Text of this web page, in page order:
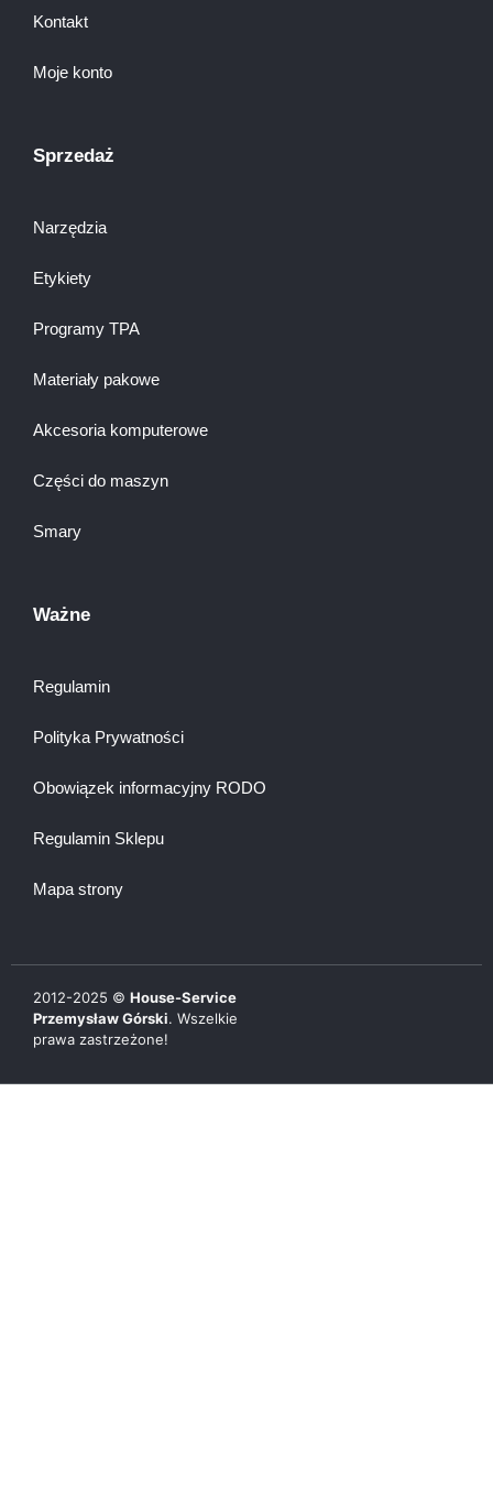
Kontakt
Moje konto
Sprzedaż
Narzędzia
Etykiety
Programy TPA
Materiały pakowe
Akcesoria komputerowe
Części do maszyn
Smary
Ważne
Regulamin
Polityka Prywatności
Obowiązek informacyjny RODO
Regulamin Sklepu
Mapa strony
2012-2025 © House-Service
Przemysław Górski. Wszelkie
prawa zastrzeżone!